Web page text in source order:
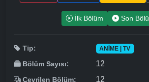
İlk Bölüm Son
Tip: ANIME | TV
Bölüm Sayısı: 12
Çevrilen Bölüm: 12